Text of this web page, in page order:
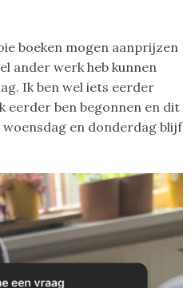
boeken mogen aanprijzen
ander werk heb kunnen
Ik ben wel iets eerder
eerder ben begonnen en dit
en donderdag blijf